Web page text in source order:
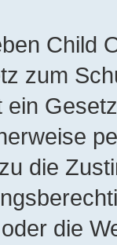
Child
zum
die
die